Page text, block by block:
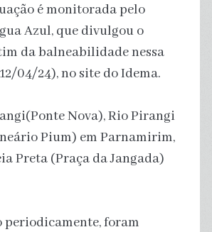
é monitorada pelo
Azul, que divulgou o
da balneabilidade nessa
04/24), no site do Idema.
Nova), Rio Pirangi
Pium) em Parnamirim,
Preta (Praça da Jangada)
periodicamente, foram